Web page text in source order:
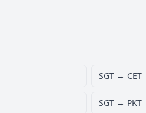
SGT → CET
SGT → PKT